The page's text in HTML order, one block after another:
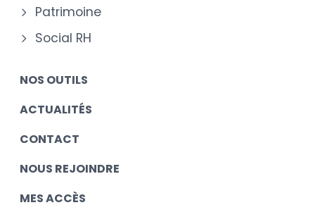
Patrimoine
Social RH
NOS OUTILS
ACTUALITÉS
CONTACT
NOUS REJOINDRE
MES ACCÈS